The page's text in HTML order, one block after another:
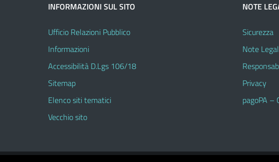
INFORMAZIONI SUL SITO
Ufficio Relazioni Pubblico
Informazioni
Accessibilità D.Lgs 106/18
Sitemap
Elenco siti tematici
Vecchio sito
NOTE
Sicurezza
Note
Privacy
pagoPA –